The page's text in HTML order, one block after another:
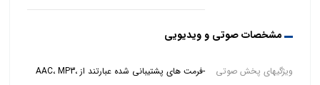
مشخصات صوتی و ویدیویی
ویژگیهای پخش صوتی
-فرمت های پشتیبانی شده عبارتند از AAC، MP3،